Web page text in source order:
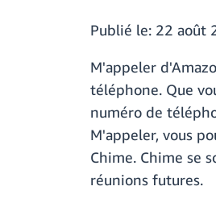
Publié le: 22 août
M'appeler
téléphone. Que
numéro de
M'appeler, vous
Chime. Chime se
réunions futures.